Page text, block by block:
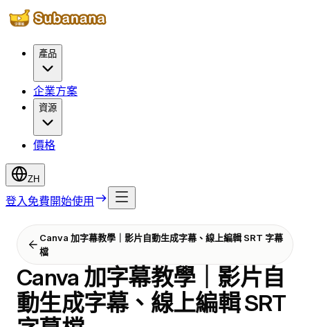
產品
企業方案
資源
價格
ZH
登入 免費開始使用
Canva 加字幕教學｜影片自動生成字幕、線上編輯 SRT 字幕
檔
Canva 加字幕教學｜影片自
動生成字幕、線上編輯 SRT